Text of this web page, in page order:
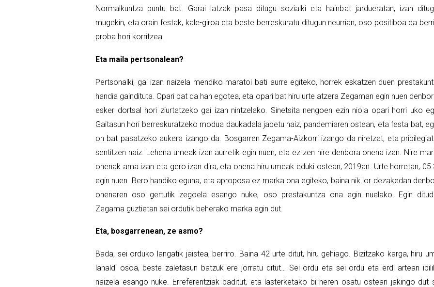
Normalkuntza puntu bat. Garai latzak pasa ditugu sozialki eta hainbat jardueratan, izan
mugekin, eta orain festak, kale-giroa eta beste berreskuratu ditugun neurrian, oso positiboa da
proba hori korritzea.
Eta maila pertsonalean?
Pertsonalki, gai izan naizela mendiko maratoi bati aurre egiteko, horrek eskatzen duen
handia gaindituta. Opari bat da han egotea, eta opari bat hiru urte atzera Zegaman egin nuen
esker dortsal hori ziurtatzeko gai izan nintzelako. Sinetsita nengoen ezin niola opari horri uko
Gaitasun hori berreskuratzeko modua daukadala jabetu naiz, pandemiaren ostean, eta festa bat,
on bat pasatzeko aukera izango da. Bosgarren Zegama-Aizkorri izango da niretzat, eta
sentitzen naiz. Lehena umeak izan aurretik egin nuen, eta ez zen nire denbora onena izan. Nire
onenak ama izan eta gero izan dira, eta onena hiru umeak eduki ostean, 2019an. Urte horretan,
egin nuen. Bero handiko eguna, eta aproposa ez marka ona egiteko, baina nik lor dezakedan
onenaren oso gertutik zegoela esango nuke, oso prestakuntza ona egin nuelako. Egin
Zegama guztietan sei ordutik beherako marka egin dut.
Eta, bosgarrenean, ze asmo?
Bada, sei orduko langatik jaistea, berriro. Baina 42 urte ditut, hiru gehiago. Bizitzako karga, hiru
lanaldi osoa, beste zaletasun batzuk ere jorratu ditut… Sei ordu eta sei ordu eta erdi artean
naizela esango nuke. Erreferentziak baditut, eta lasterketako bi heren osatu ostean jakingo dut